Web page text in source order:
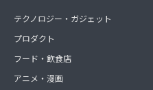
テクノロジー・ガジェット
プロダクト
フード・飲食店
アニメ・漫画